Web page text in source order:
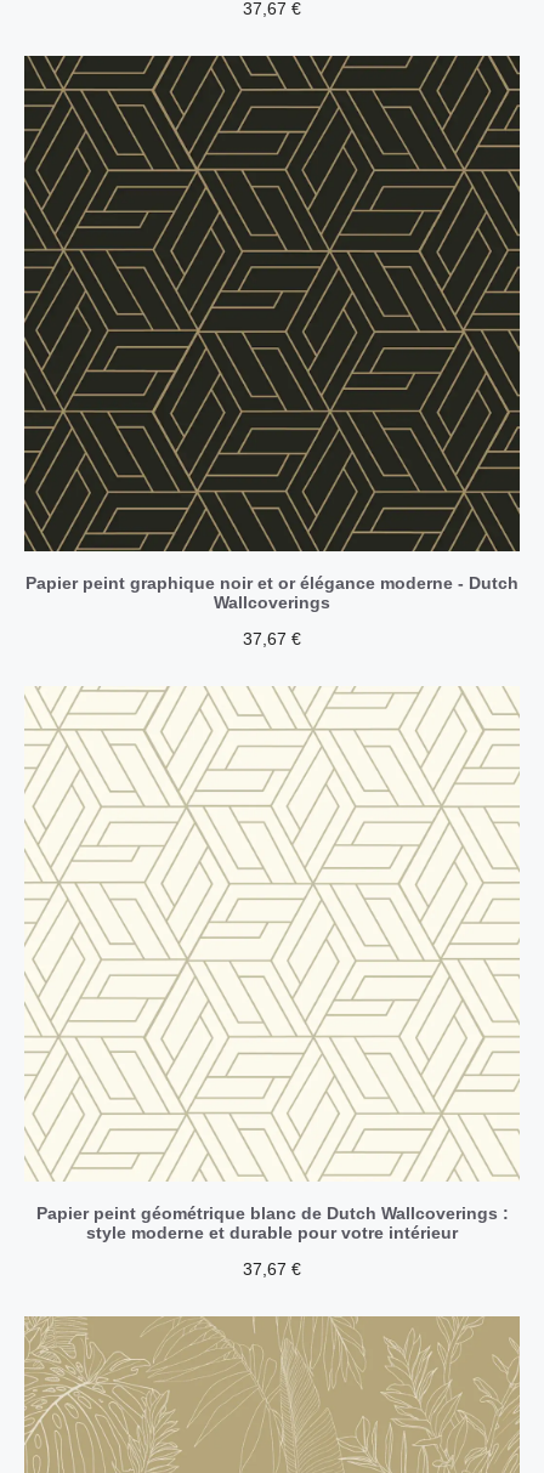
37,67 €
Papier peint graphique noir et or élégance moderne - Dutch
Wallcoverings
37,67 €
Papier peint géométrique blanc de Dutch Wallcoverings :
style moderne et durable pour votre intérieur
37,67 €